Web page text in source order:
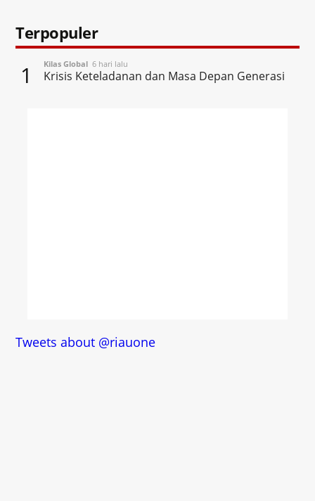
Terpopuler
1 Kilas Global 6 hari lalu
Krisis Keteladanan dan Masa Depan Generasi
Tweets about @riauone